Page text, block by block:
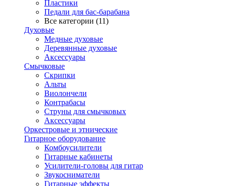
Пластики
Педали для бас-барабана
Все категории (11)
Духовые
Медные духовые
Деревянные духовые
Аксессуары
Смычковые
Скрипки
Альты
Виолончели
Контрабасы
Струны для смычковых
Аксеcсуары
Оркестровые и этнические
Гитарное оборудование
Комбоусилители
Гитарные кабинеты
Усилители-головы для гитар
Звукосниматели
Гитарные эффекты